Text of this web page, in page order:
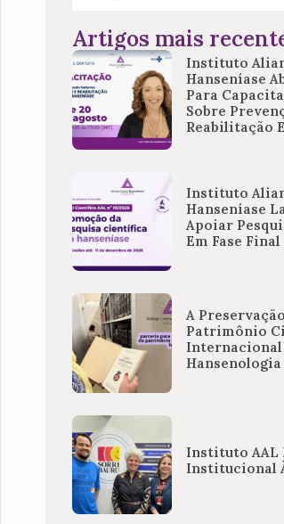
Artigos mais
Instituto
Hanseníase
Para
Sobre
Reabilitação
Instituto
Hanseníase
Apoiar
Em Fase
A
Patrimônio
Internacional
Hansenologia
Instituto AAL
Institucional